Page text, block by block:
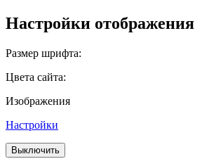
Настройки отображения
Размер шрифта:
Цвета сайта:
Изображения
Настройки
Выключить